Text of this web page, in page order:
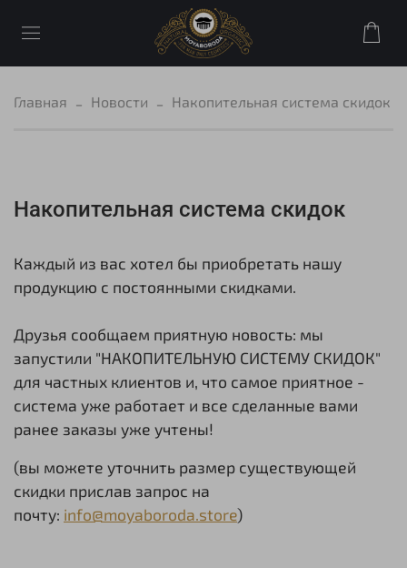
Главная Новости Накопительная система скидок
Накопительная система скидок
Каждый из вас хотел бы приобретать нашу
продукцию с постоянными скидками.
Друзья сообщаем приятную новость: мы
запустили "НАКОПИТЕЛЬНУЮ СИСТЕМУ СКИДОК"
для частных клиентов и, что самое приятное -
система уже работает и все сделанные вами
ранее заказы уже учтены!
(вы можете уточнить размер существующей
скидки прислав запрос на
почту: info@moyaboroda.store)